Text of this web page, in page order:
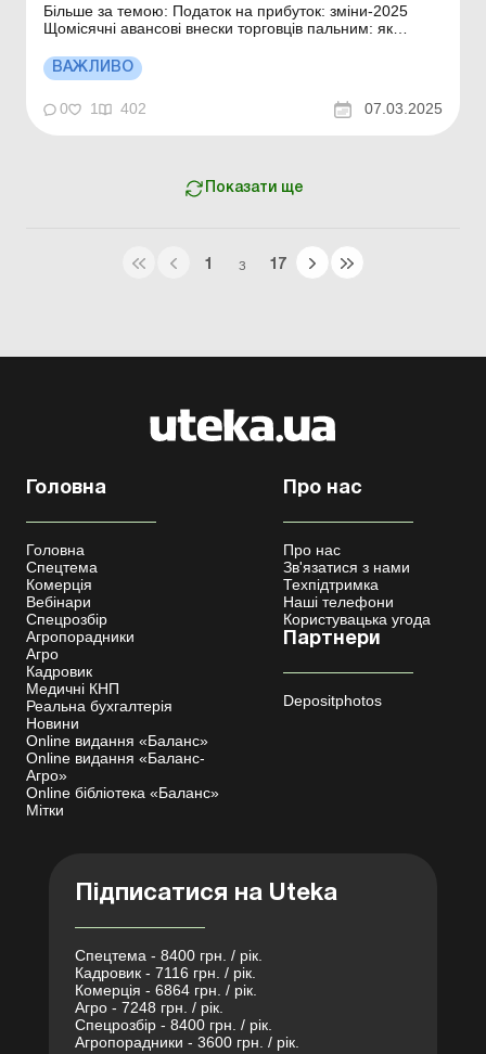
Більше за темою: Податок на прибуток: зміни-2025
Щомісячні авансові внески торговців пальним: як
рік Міністерство фінансів видало наказ від 13.02.2025
№ 94 (зі змінами, внесеними наказом Мінфіну від
03.03.2025 № 133), яким затверджено змі...
ВАЖЛИВО
0 1 402 07.03.2025
Показати ще
1 З 17
Головна
Головна
Спецтема
Комерція
Вебінари
Спецрозбір
Агропорадники
Агро
Кадровик
Медичні КНП
Реальна бухгалтерія
Новини
Online видання «Баланс»
Online видання «Баланс-
Агро»
Online бібліотека «Баланс»
Мітки
Про нас
Про нас
Зв'язатися з нами
Техпідтримка
Наші телефони
Користувацька угода
Партнери
Depositphotos
Підписатися на Uteka
Спецтема - 8400 грн. / рік.
Кадровик - 7116 грн. / рік.
Комерція - 6864 грн. / рік.
Агро - 7248 грн. / рік.
Спецрозбір - 8400 грн. / рік.
Агропорадники - 3600 грн. / рік.